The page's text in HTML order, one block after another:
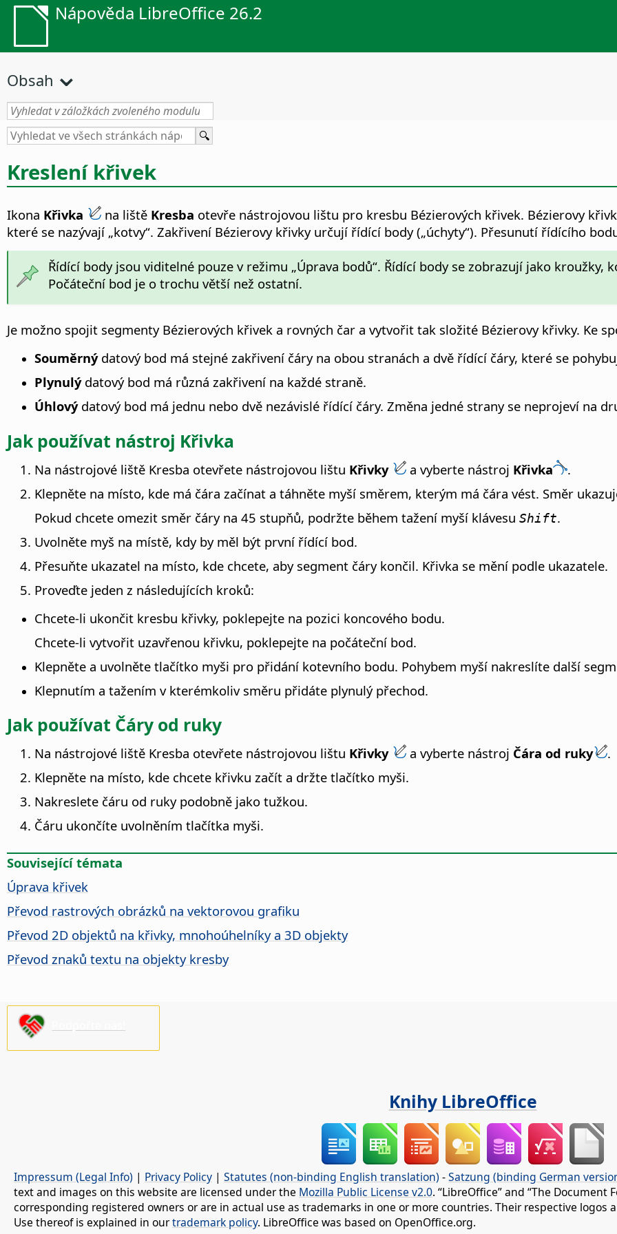
Nápověda LibreOffice 26.2
Obsah
Kreslení křivek
Ikona Křivka na liště Kresba otevře nástrojovou lištu pro kresbu Bézierových křivek. Bézierovy
které se nazývají „kotvy“. Zakřivení Bézierovy křivky určují řídící body („úchyty“). Přesunutí řídícího
Řídící body jsou viditelné pouze v režimu „Úprava bodů“. Řídící body se zobrazují jako kroužky,
Počáteční bod je o trochu větší než ostatní.
Je možno spojit segmenty Bézierových křivek a rovných čar a vytvořit tak složité Bézierovy křivky. Ke
Souměrnýdatový bod má stejné zakřivení čáry na obou stranách a dvě řídící čáry, které se
Plynulýdatový bod má různá zakřivení na každé straně.
Úhlovýdatový bod má jednu nebo dvě nezávislé řídící čáry. Změna jedné strany se neprojeví na
Jak používat nástroj Křivka
Na nástrojové liště Kresba otevřete nástrojovou lištu Křivky a vyberte nástroj Křivka
.
Klepněte na místo, kde má čára začínat a táhněte myší směrem, kterým má čára vést. Směr
Pokud chcete omezit směr čáry na 45 stupňů, podržte během tažení myší klávesu Shift.
Uvolněte myš na místě, kdy by měl být první řídící bod.
Přesuňte ukazatel na místo, kde chcete, aby segment čáry končil. Křivka se mění podle ukazatele.
Proveďte jeden z následujících kroků:
Chcete-li ukončit kresbu křivky, poklepejte na pozici koncového bodu.
Chcete-li vytvořit uzavřenou křivku, poklepejte na počáteční bod.
Klepněte a uvolněte tlačítko myši pro přidání kotevního bodu. Pohybem myší nakreslíte další
Klepnutím a tažením v kterémkoliv směru přidáte plynulý přechod.
Jak používat Čáry od ruky
Na nástrojové liště Kresba otevřete nástrojovou lištu Křivky a vyberte nástroj Čára od ruky
.
Klepněte na místo, kde chcete křivku začít a držte tlačítko myši.
Nakreslete čáru od ruky podobně jako tužkou.
Čáru ukončíte uvolněním tlačítka myši.
Související témata
Úprava křivek
Převod rastrových obrázků na vektorovou grafiku
Převod 2D objektů na křivky, mnohoúhelníky a 3D objekty
Převod znaků textu na objekty kresby
Knihy LibreOffice
Impressum (Legal Info) | Privacy Policy | Statutes (non-binding English translation) -Satzung (binding German
text and images on this website are licensed under the Mozilla Public License v2.0. “LibreOffice” and “The
corresponding registered owners or are in actual use as trademarks in one or more countries. Their respective
Use thereof is explained in ourtrademark policy. LibreOffice was based on OpenOffice.org.